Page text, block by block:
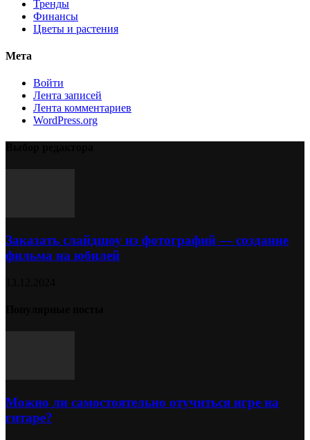
Тренды
Финансы
Цветы и растения
Мета
Войти
Лента записей
Лента комментариев
WordPress.org
Заказать слайдшоу из фотографий — создание
фильма на юбилей
Можно ли самостоятельно отучиться игре на
гитаре?